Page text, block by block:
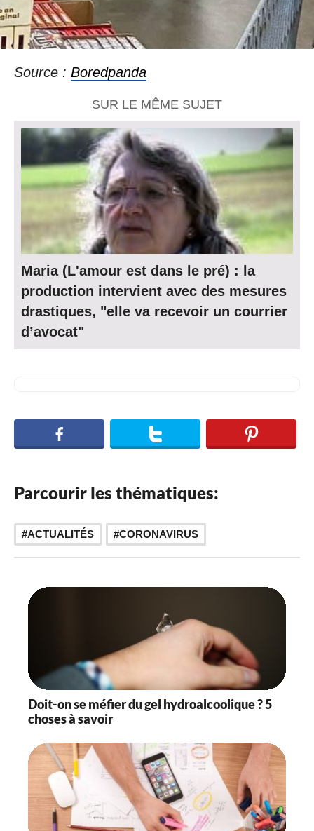
Source : Boredpanda
SUR LE MÊME SUJET
Maria (L'amour est dans le pré) : la
production intervient avec des mesures
drastiques, "elle va recevoir un courrier
d’avocat"
Parcourir les thématiques:
ACTUALITÉS CORONAVIRUS
Doit-on se méfier du gel hydroalcoolique ? 5
choses à savoir